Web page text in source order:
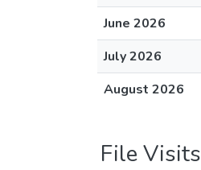
June 2026
July 2026
August 2026
File Visits